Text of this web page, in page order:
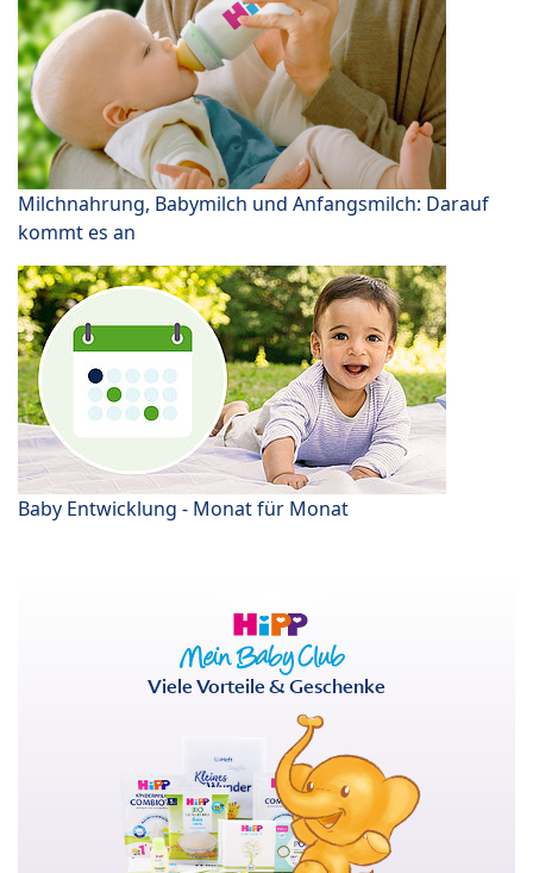
Milchnahrung, Babymilch und Anfangsmilch: Darauf
kommt es an
Baby Entwicklung - Monat für Monat
Viele Vorteile & Geschenke